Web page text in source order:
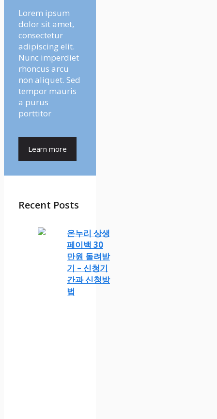
Lorem ipsum
dolor sit amet,
consectetur
adipiscing elit.
Nunc imperdiet
rhoncus arcu
non aliquet. Sed
tempor mauris
a purus
porttitor
Learn more
Recent Posts
온누리 상생
페이백 30
만원 돌려받
기 – 신청기
간과 신청방
법